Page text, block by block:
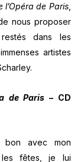
l’Opéra de Paris,
nous proposer
restés dans les
artistes
de Paris – CD
bon avec mon
les fêtes, je lui